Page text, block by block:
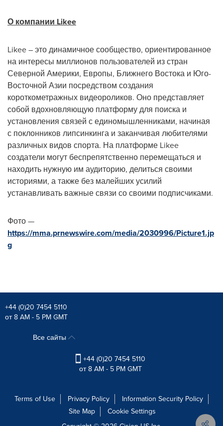
О компании Likee
Likee – это динамичное сообщество, ориентированное
на интересы миллионов пользователей из стран
Северной Америки, Европы, Ближнего Востока и Юго-
Восточной Азии посредством создания
короткометражных видеороликов. Оно представляет
собой вдохновляющую платформу для поиска и
установления связей с единомышленниками, начиная
с поклонников липсинкинга и заканчивая любителями
различных видов спорта. На платформе Likee
создатели могут беспрепятственно перемещаться и
находить нужную им аудиторию, делиться своими
историями, а также без малейших усилий
устанавливать важные связи со своими подписчиками.
Фото —
https://mma.prnewswire.com/media/2030996/Picture1.jp
g
+44 (0)20 7454 5110
от 8 AM - 5 PM GMT
Все сайты
+44 (0)20 7454 5110
от 8 AM - 5 PM GMT
Terms of Use Privacy Policy
Information Security Policy
Site Map
Cookie Settings